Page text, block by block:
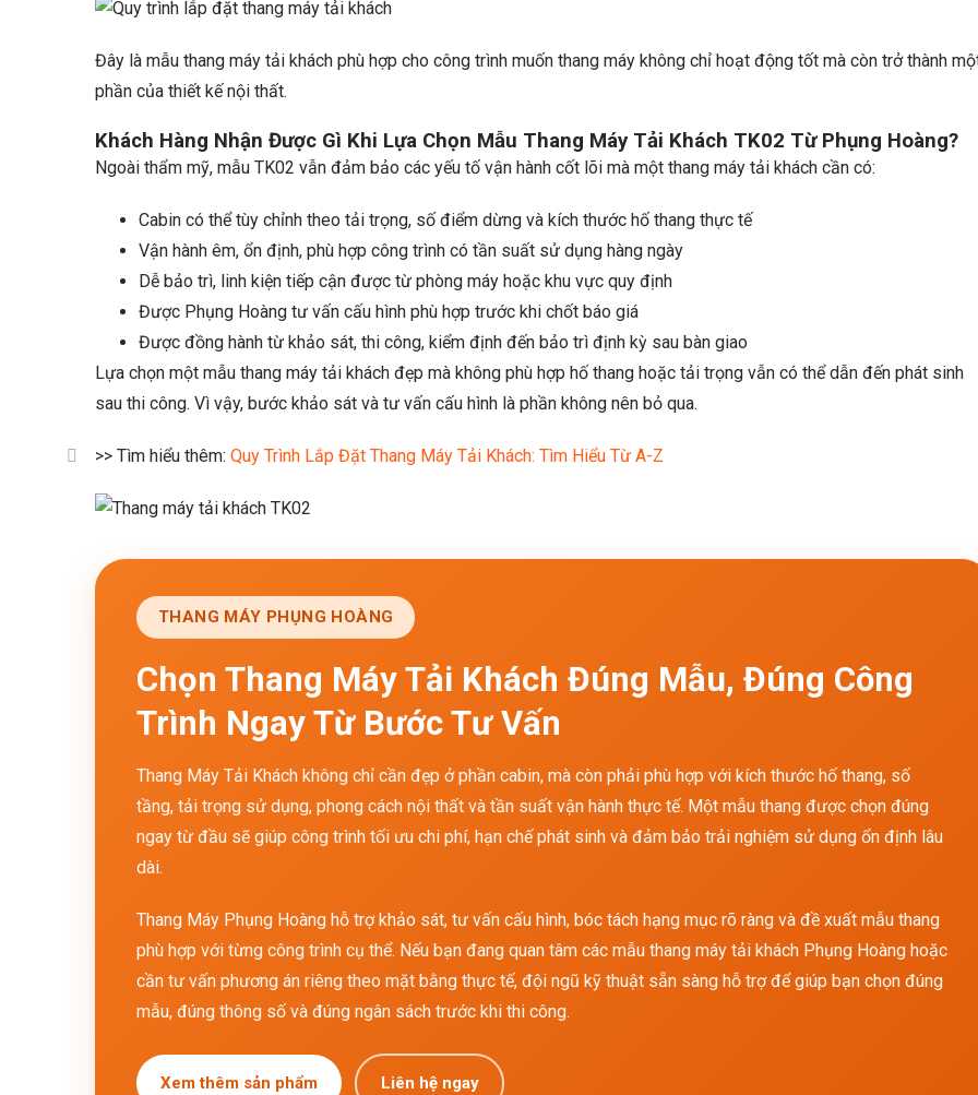
Đây là mẫu thang máy tải khách phù hợp cho công trình muốn thang máy không chỉ hoạt động tốt mà còn trở thành
phần của thiết kế nội thất.
Khách Hàng Nhận Được Gì Khi Lựa Chọn Mẫu Thang Máy Tải Khách TK02 Từ Phụng Hoàng?
Ngoài thẩm mỹ, mẫu TK02 vẫn đảm bảo các yếu tố vận hành cốt lõi mà một thang máy tải khách cần có:
Cabin có thể tùy chỉnh theo tải trọng, số điểm dừng và kích thước hố thang thực tế
Vận hành êm, ổn định, phù hợp công trình có tần suất sử dụng hàng ngày
Dễ bảo trì, linh kiện tiếp cận được từ phòng máy hoặc khu vực quy định
Được Phụng Hoàng tư vấn cấu hình phù hợp trước khi chốt báo giá
Được đồng hành từ khảo sát, thi công, kiểm định đến bảo trì định kỳ sau bàn giao
Lựa chọn một mẫu thang máy tải khách đẹp mà không phù hợp hố thang hoặc tải trọng vẫn có thể dẫn đến phát sinh
sau thi công. Vì vậy, bước khảo sát và tư vấn cấu hình là phần không nên bỏ qua.
>> Tìm hiểu thêm: Quy Trình Lắp Đặt Thang Máy Tải Khách: Tìm Hiểu Từ A-Z
THANG MÁY PHỤNG HOÀNG
Chọn Thang Máy Tải Khách Đúng Mẫu, Đúng Công
Trình Ngay Từ Bước Tư Vấn
Thang Máy Tải Khách không chỉ cần đẹp ở phần cabin, mà còn phải phù hợp với kích thước hố thang, số
tầng, tải trọng sử dụng, phong cách nội thất và tần suất vận hành thực tế. Một mẫu thang được chọn đúng
ngay từ đầu sẽ giúp công trình tối ưu chi phí, hạn chế phát sinh và đảm bảo trải nghiệm sử dụng ổn định lâu
dài.
Thang Máy Phụng Hoàng hỗ trợ khảo sát, tư vấn cấu hình, bóc tách hạng mục rõ ràng và đề xuất mẫu thang
phù hợp với từng công trình cụ thể. Nếu bạn đang quan tâm các mẫu thang máy tải khách Phụng Hoàng hoặc
cần tư vấn phương án riêng theo mặt bằng thực tế, đội ngũ kỹ thuật sẵn sàng hỗ trợ để giúp bạn chọn đúng
mẫu, đúng thông số và đúng ngân sách trước khi thi công.
Xem thêm sản phẩm Liên hệ ngay